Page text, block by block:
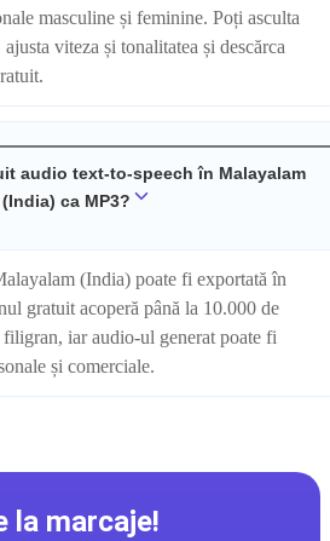
masculine și feminine. Poți asculta
viteza și tonalitatea și descărca
audio text-to-speech în Malayalam
(India) ca MP3?
(India) poate fi exportată în
gratuit acoperă până la 10.000 de
filigran, iar audio-ul generat poate fi
și comerciale.
la marcaje!